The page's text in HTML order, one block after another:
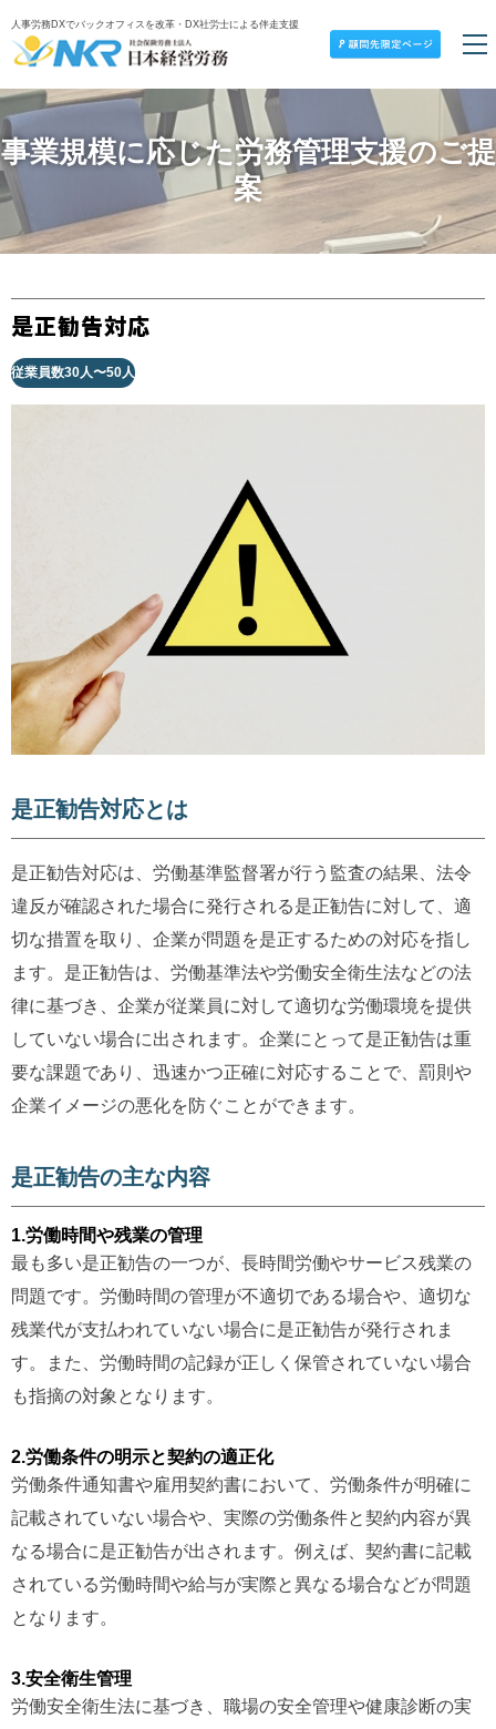
人事労務DXでバックオフィスを改革・DX社労士による伴走支援
事業規模に応じた労務管理支援のご提
案
是正勧告対応
従業員数30人〜50人
是正勧告対応とは
是正勧告対応は、労働基準監督署が行う監査の結果、法令
違反が確認された場合に発行される是正勧告に対して、適
切な措置を取り、企業が問題を是正するための対応を指し
ます。是正勧告は、労働基準法や労働安全衛生法などの法
律に基づき、企業が従業員に対して適切な労働環境を提供
していない場合に出されます。企業にとって是正勧告は重
要な課題であり、迅速かつ正確に対応することで、罰則や
企業イメージの悪化を防ぐことができます。
是正勧告の主な内容
1.労働時間や残業の管理
最も多い是正勧告の一つが、長時間労働やサービス残業の
問題です。労働時間の管理が不適切である場合や、適切な
残業代が支払われていない場合に是正勧告が発行されま
す。また、労働時間の記録が正しく保管されていない場合
も指摘の対象となります。
2.労働条件の明示と契約の適正化
労働条件通知書や雇用契約書において、労働条件が明確に
記載されていない場合や、実際の労働条件と契約内容が異
なる場合に是正勧告が出されます。例えば、契約書に記載
されている労働時間や給与が実際と異なる場合などが問題
となります。
3.安全衛生管理
労働安全衛生法に基づき、職場の安全管理や健康診断の実